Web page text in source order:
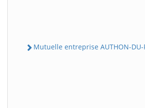
Mutuelle entreprise AUTHON-DU-